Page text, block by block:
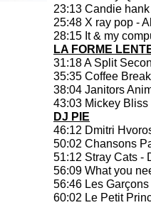
23:13 Candie
25:48 X ray pop -
28:15 It & my
LA FORME
31:18 A Split
35:35 Coffee
38:04 Janitors
43:03 Mickey
DJ PIE
46:12 Dmitri
50:02 Chansons
51:12 Stray Cats -
56:09 What you
56:46 Les
60:02 Le Petit